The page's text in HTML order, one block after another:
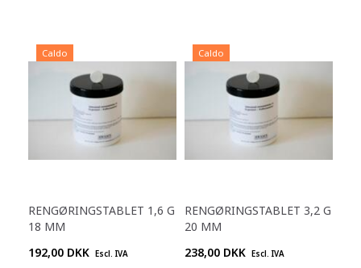
Caldo
RENGØRINGSTABLET 1,6 G
18 MM
192,00 DKK Escl. IVA
Caldo
RENGØRINGSTABLET 3,2 G
20 MM
238,00 DKK Escl. IVA